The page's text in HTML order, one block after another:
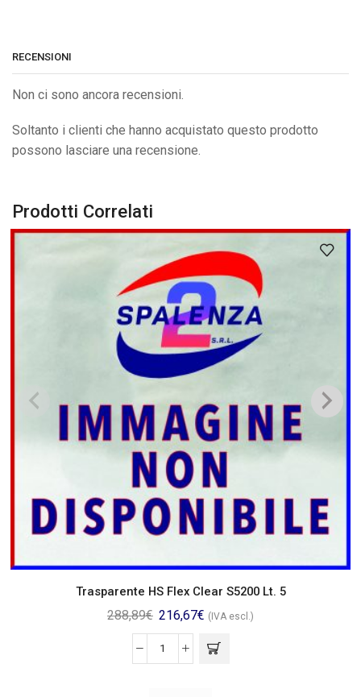
RECENSIONI
Non ci sono ancora recensioni.
Soltanto i clienti che hanno acquistato questo prodotto
possono lasciare una recensione.
Prodotti Correlati
Trasparente HS Flex Clear S5200 Lt. 5
288,89€ 216,67€ (IVA escl.)